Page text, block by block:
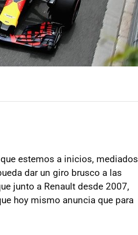
estemos a inicios, mediados
dar un giro brusco a las
junto a Renault desde 2007,
hoy mismo anuncia que para